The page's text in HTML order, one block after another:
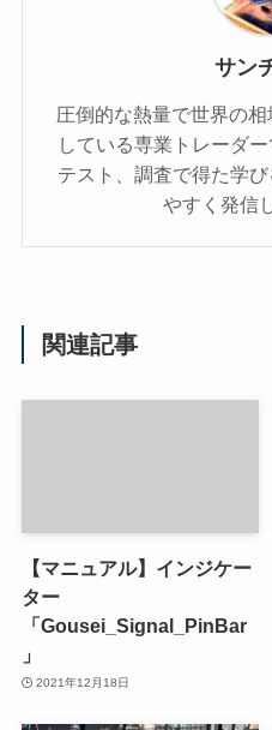
サン
圧倒的な熱量で世界の
している専業トレーダ
テスト、調査で得た学
やすく発信
関連記事
【マニュアル】インジケー
ター
「Gousei_Signal_PinBar
」
2021年12月18日